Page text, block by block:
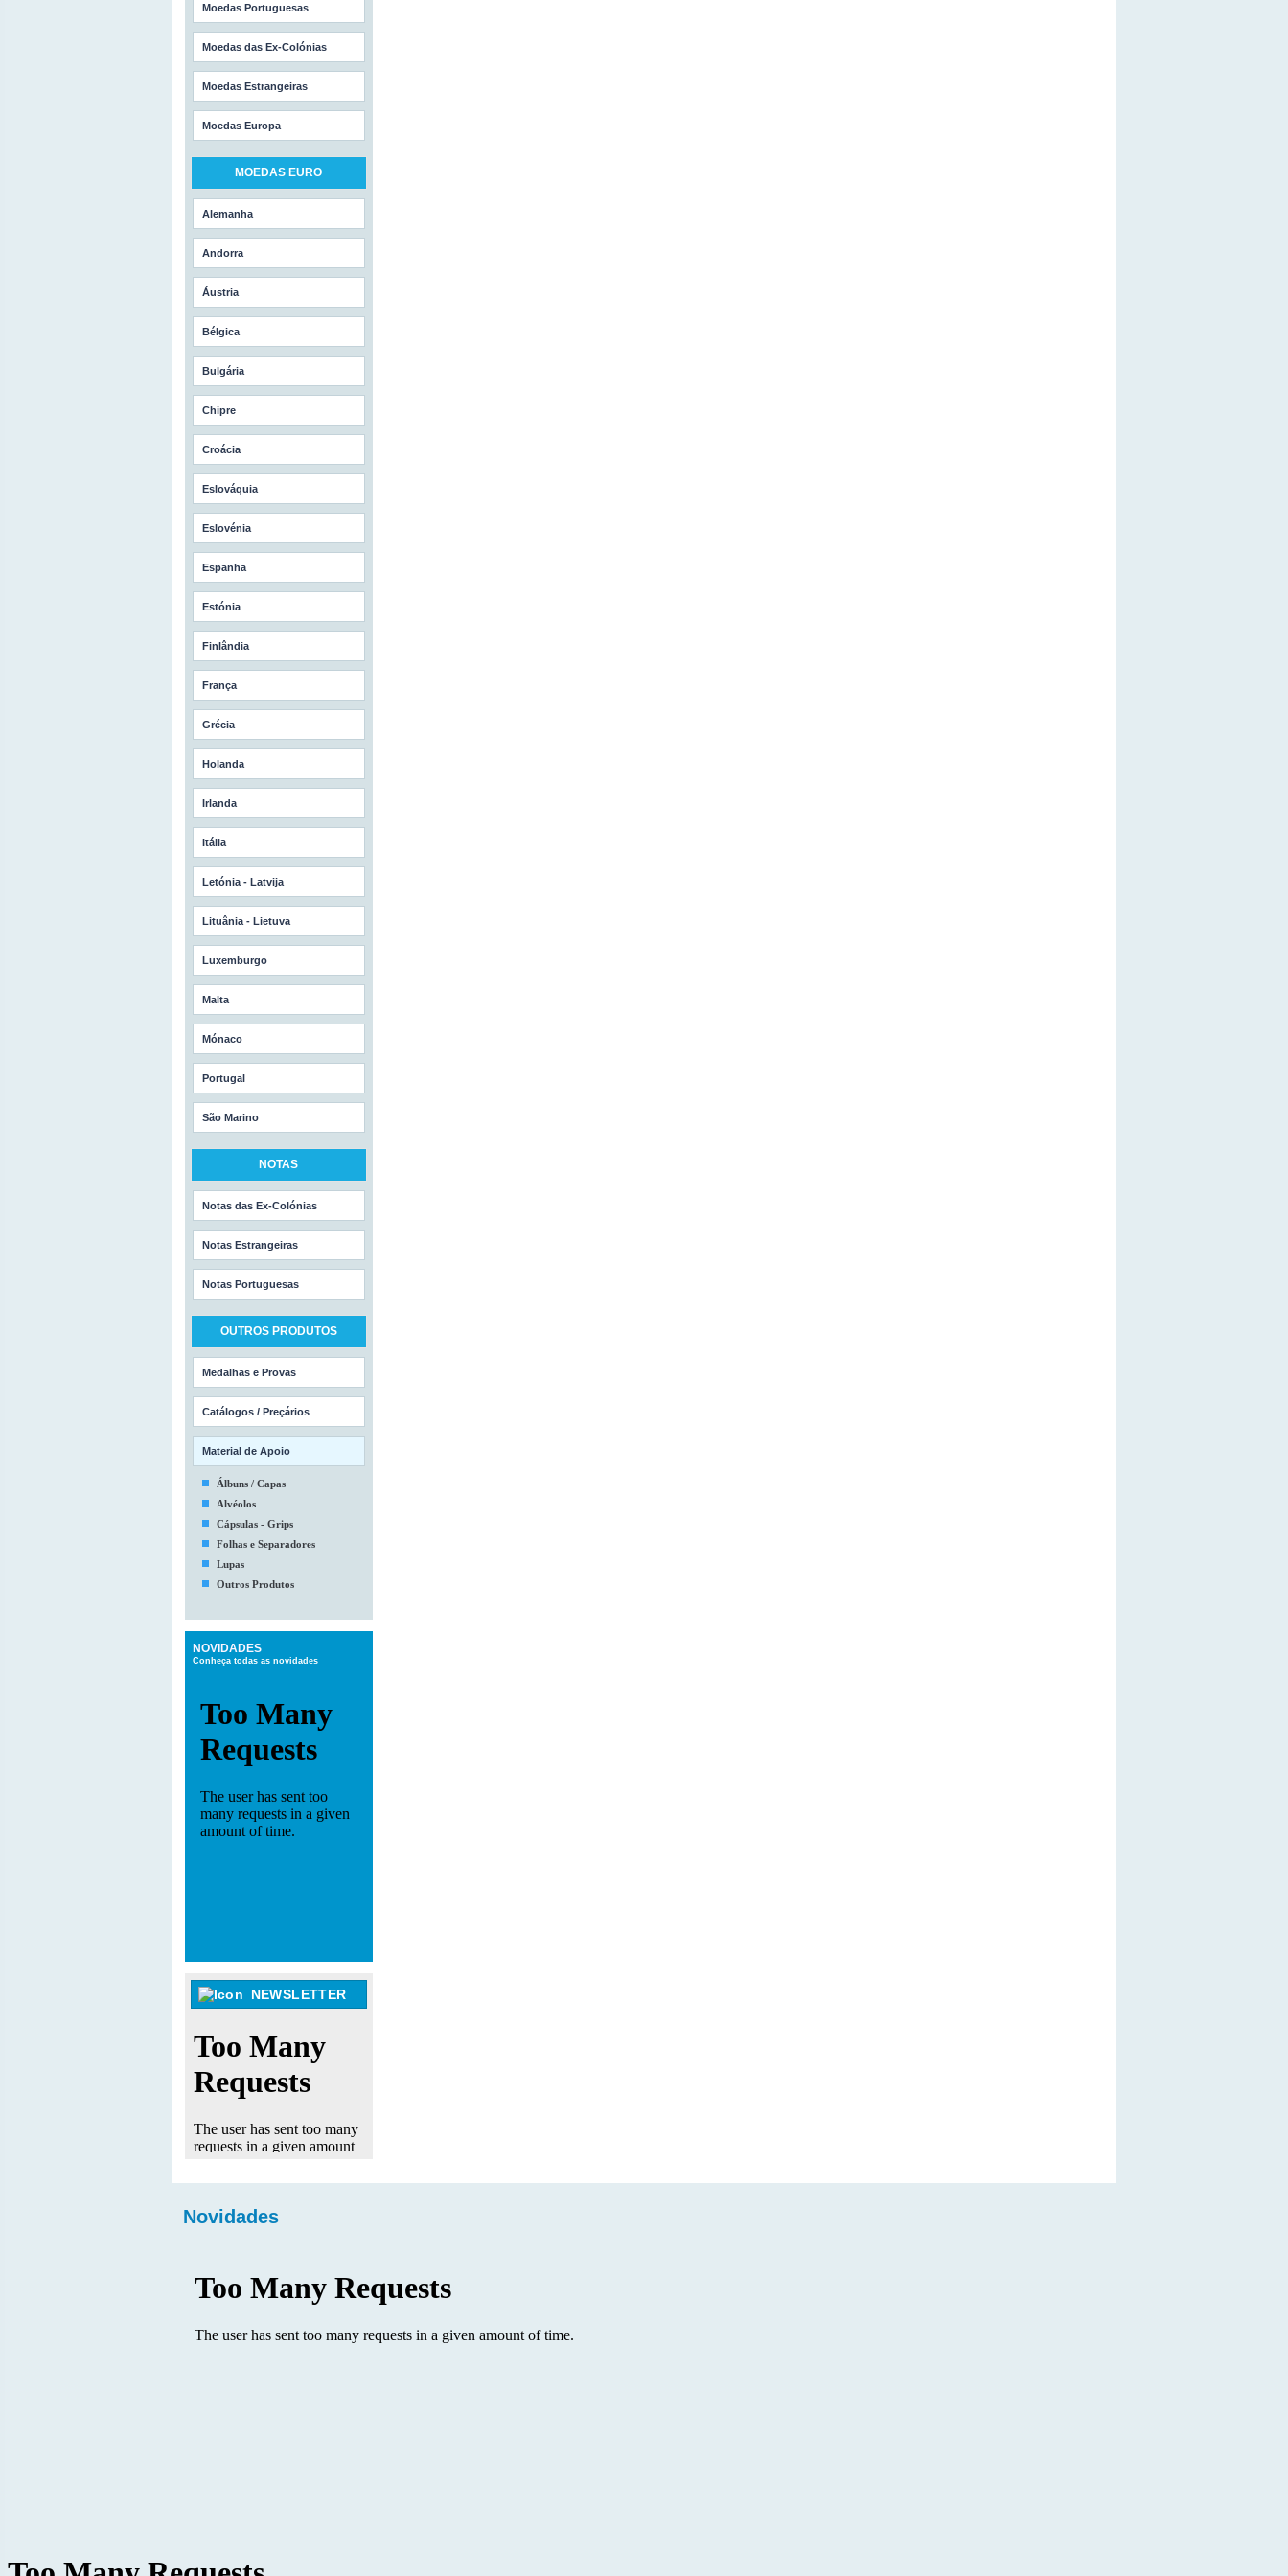
Moedas Portuguesas
Moedas das Ex-Colónias
Moedas Estrangeiras
Moedas Europa
MOEDAS EURO
Alemanha
Andorra
Áustria
Bélgica
Bulgária
Chipre
Croácia
Eslováquia
Eslovénia
Espanha
Estónia
Finlândia
França
Grécia
Holanda
Irlanda
Itália
Letónia - Latvija
Lituânia - Lietuva
Luxemburgo
Malta
Mónaco
Portugal
São Marino
NOTAS
Notas das Ex-Colónias
Notas Estrangeiras
Notas Portuguesas
OUTROS PRODUTOS
Medalhas e Provas
Catálogos / Preçários
Material de Apoio
Álbuns / Capas
Alvéolos
Cápsulas - Grips
Folhas e Separadores
Lupas
Outros Produtos
NOVIDADES
Conheça todas as novidades
NEWSLETTER
Novidades